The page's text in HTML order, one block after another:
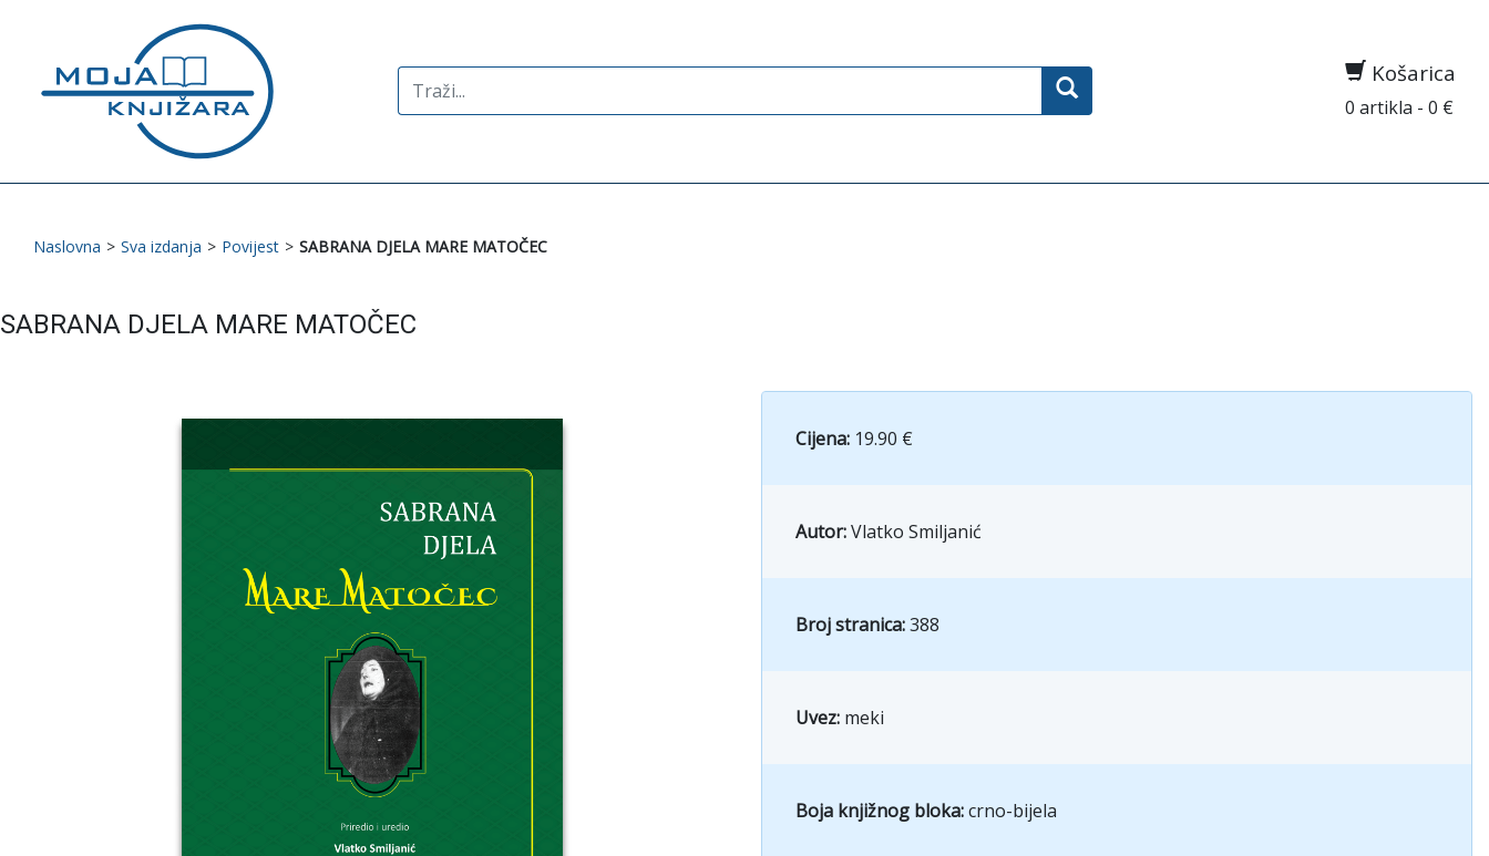
Search
for:
Košarica
0 artikla - 0 €
Naslovna > Sva izdanja > Povijest > SABRANA DJELA MARE MATOČEC
SABRANA DJELA MARE MATOČEC
Cijena: 19.90 €
Autor:Vlatko Smiljanić
Broj stranica:388
Uvez: meki
Boja knjižnog bloka:crno-bijela